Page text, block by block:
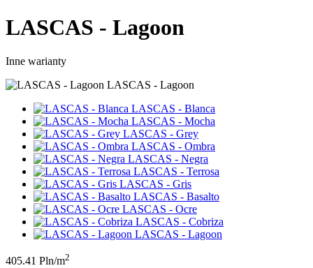
LASCAS - Lagoon
Inne warianty
LASCAS - Lagoon
LASCAS - Blanca
LASCAS - Mocha
LASCAS - Grey
LASCAS - Ombra
LASCAS - Negra
LASCAS - Terrosa
LASCAS - Gris
LASCAS - Basalto
LASCAS - Ocre
LASCAS - Cobriza
LASCAS - Lagoon
405.41 Pln/m2